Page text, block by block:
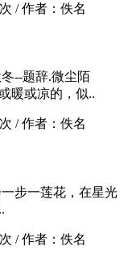
/作者： 佚名
题辞.微尘陌
暖或凉的，似..
/作者： 佚名
步一莲花，在星光
/作者： 佚名